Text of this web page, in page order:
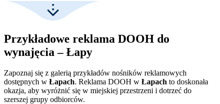
Przykładowe reklama DOOH do
wynajęcia – Łapy
Zapoznaj się z galerią przykładów nośników reklamowych
dostępnych w Łapach. Reklama DOOH w Łapach to doskonała
okazja, aby wyróżnić się w miejskiej przestrzeni i dotrzeć do
szerszej grupy odbiorców.